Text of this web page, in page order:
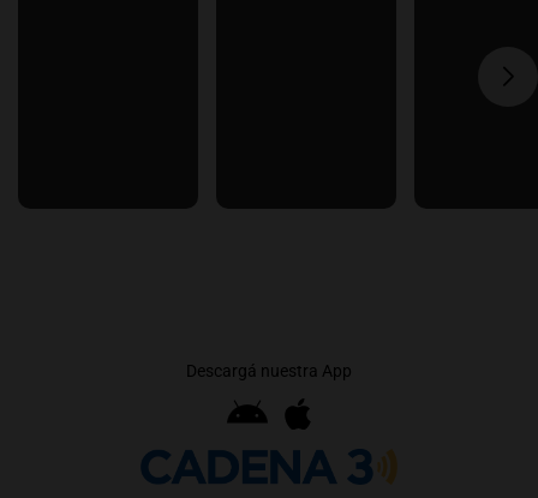
Descargá nuestra App